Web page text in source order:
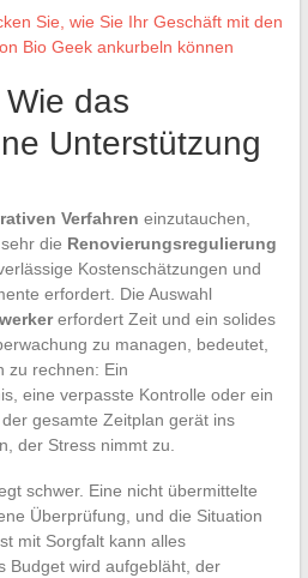
Sie, wie Sie Ihr Geschäft mit den
Bio Geek ankurbeln können
das
Unterstützung
Verfahren einzutauchen,
die Renovierungsregulierung
Kostenschätzungen und
erfordert. Die Auswahl
erfordert Zeit und ein solides
zu managen, bedeutet,
zu rechnen: Ein
eine verpasste Kontrolle oder ein
gesamte Zeitplan gerät ins
der Stress nimmt zu.
schwer. Eine nicht übermittelte
Überprüfung, und die Situation
mit Sorgfalt kann alles
Budget wird aufgebläht, der